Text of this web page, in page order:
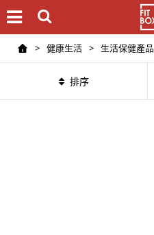
> 健康生活 > 生活保健產品
排序